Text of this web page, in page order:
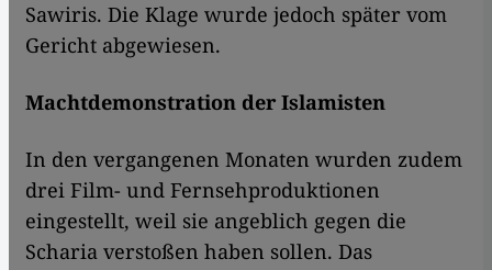
Sawiris. Die Klage wurde jedoch später vom
Gericht abgewiesen.
Machtdemonstration der Islamisten
In den vergangenen Monaten wurden zudem
drei Film- und Fernsehproduktionen
eingestellt, weil sie angeblich gegen die
Scharia verstoßen haben sollen. Das